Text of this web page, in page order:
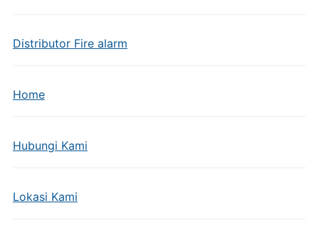
Distributor Fire alarm
Home
Hubungi Kami
Lokasi Kami